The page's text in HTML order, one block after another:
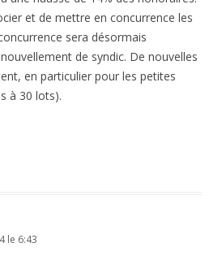
et de mettre en concurrence les
sera désormais
de syndic. De nouvelles
en particulier pour les petites
à 30 lots).
le 6:43